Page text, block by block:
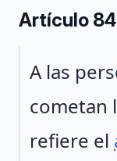
Artículo
Párrafo 1
A las
cometan
refiere el